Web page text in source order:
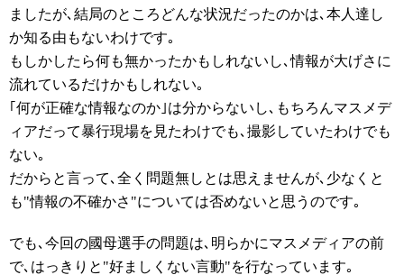
ましたが､結局のところどんな状況だったのかは､本人達し
か知る由もないわけです｡
もしかしたら何も無かったかもしれないし､情報が大げさに
流れているだけかもしれない｡
｢何が正確な情報なのか｣は分からないし､もちろんマスメデ
ィアだって暴行現場を見たわけでも､撮影していたわけでも
ない｡
だからと言って､全く問題無しとは思えませんが､少なくと
も"情報の不確かさ"については否めないと思うのです｡
でも､今回の國母選手の問題は､明らかにマスメディアの前
で､はっきりと"好ましくない言動"を行なっています｡